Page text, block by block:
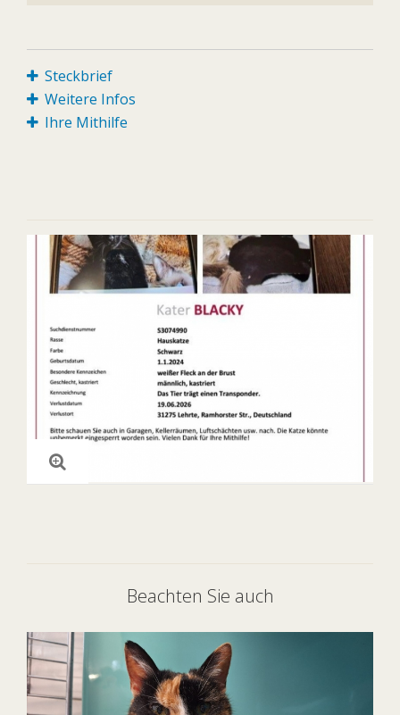
Steckbrief
Weitere Infos
Ihre Mithilfe
Beachten Sie auch